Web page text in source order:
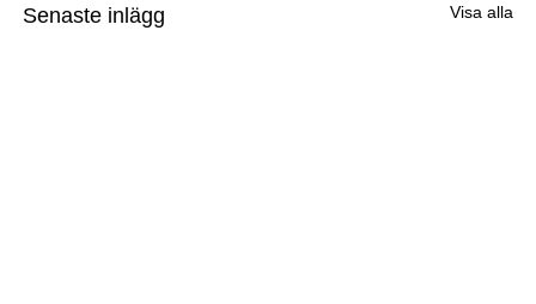
Senaste inlägg Visa alla